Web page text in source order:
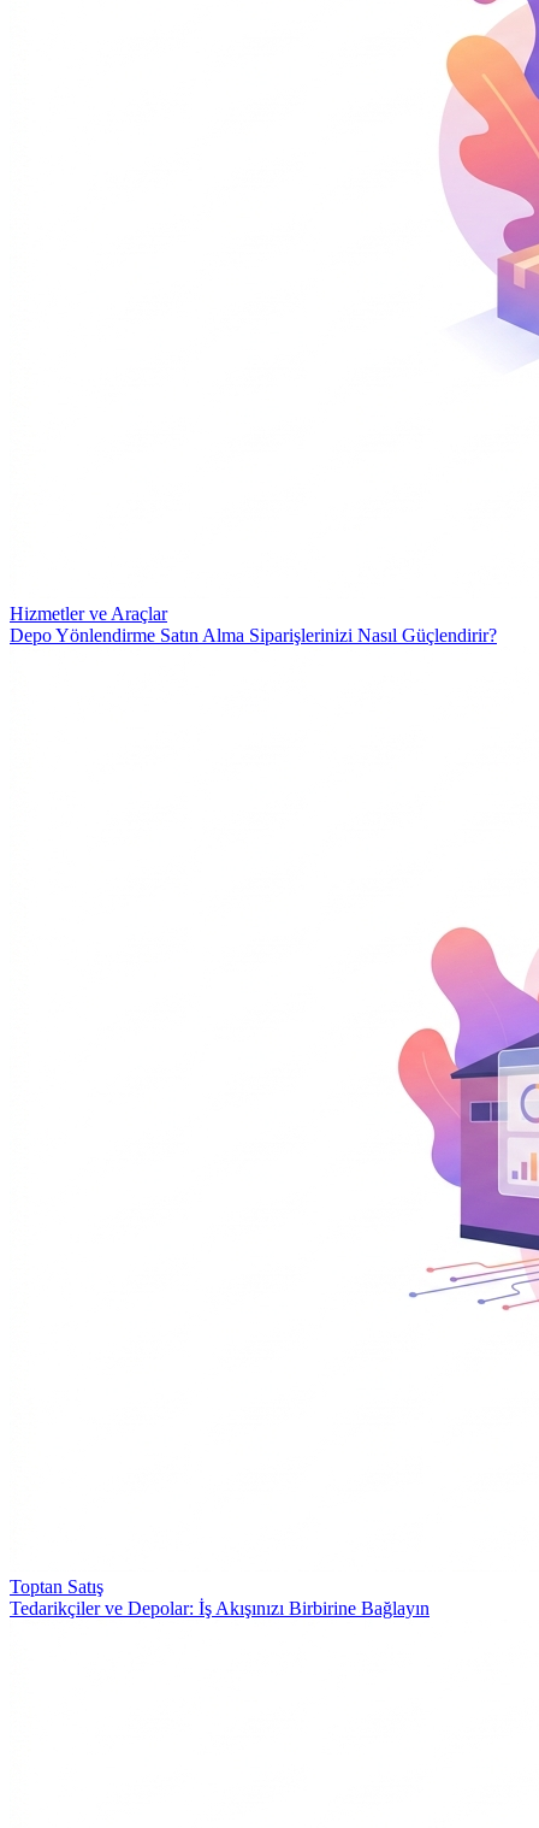
Hizmetler ve Araçlar
Depo Yönlendirme Satın Alma Siparişlerinizi Nasıl Güçlendirir?
Toptan Satış
Tedarikçiler ve Depolar: İş Akışınızı Birbirine Bağlayın